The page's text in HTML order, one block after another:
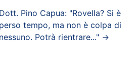
Dott. Pino Capua: "Rovella? Si è
perso tempo, ma non è colpa di
nessuno. Potrà rientrare..." →